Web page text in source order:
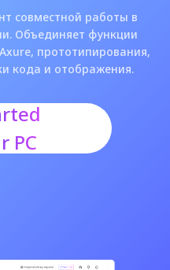
совместной работы в
Объединяет функции
прототипирования,
кода и отображения.
PC